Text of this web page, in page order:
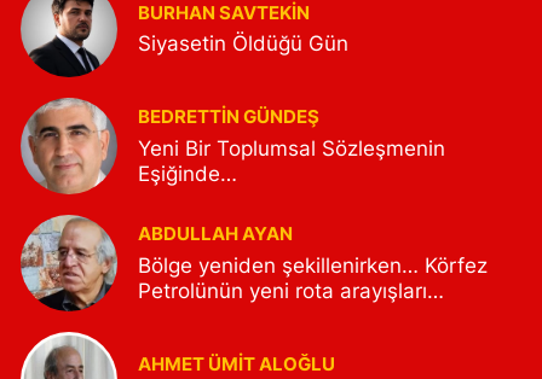
BURHAN SAVTEKİN
Siyasetin Öldüğü Gün
BEDRETTIN GÜNDEŞ
Yeni Bir Toplumsal Sözleşmenin
Eşiğinde…
ABDULLAH AYAN
Bölge yeniden şekillenirken… Körfez
Petrolünün yeni rota arayışları…
AHMET ÜMIT ALOĞLU